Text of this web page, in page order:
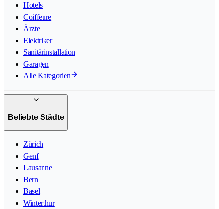
Hotels
Coiffeure
Ärzte
Elektriker
Sanitärinstallation
Garagen
Alle Kategorien
Beliebte Städte
Zürich
Genf
Lausanne
Bern
Basel
Winterthur